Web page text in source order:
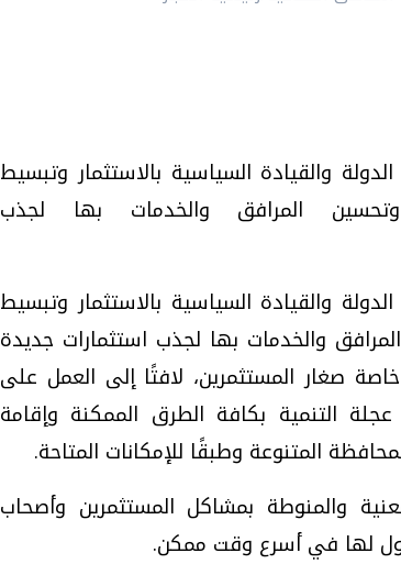
والقيادة السياسية بالاستثمار وتبسيط
وتحسين المرافق والخدمات بها لجذب
والقيادة السياسية بالاستثمار وتبسيط
والخدمات بها لجذب استثمارات جديدة
صغار المستثمرين، لافتًا إلى العمل على
التنمية بكافة الطرق الممكنة وإقامة
المتنوعة وطبقًا للإمكانات المتاحة.
والمنوطة بمشاكل المستثمرين وأصحاب
لها في أسرع وقت ممكن.